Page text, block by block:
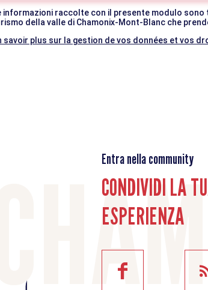
informazioni raccolte con il presente modulo
della valle di Chamonix-Mont-Blanc che
savoir plus sur la gestion de vos données et vos
Entra nella community
CONDIVIDI LA
ESPERIENZA